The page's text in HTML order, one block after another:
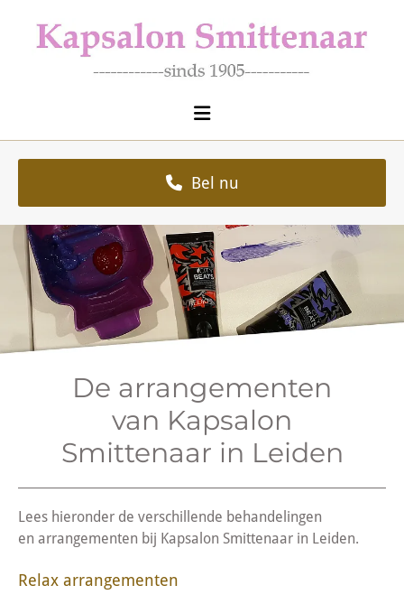
Bel nu
De arrangementen
van Kapsalon
Smittenaar in Leiden
Lees hieronder de verschillende behandelingen
en arrangementen bij Kapsalon Smittenaar in Leiden.
Relax arrangementen